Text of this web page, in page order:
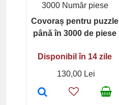
3000 Număr piese
Covoraș pentru puzzle
până în 3000 de piese
Disponibil în 14 zile
130,00 Lei